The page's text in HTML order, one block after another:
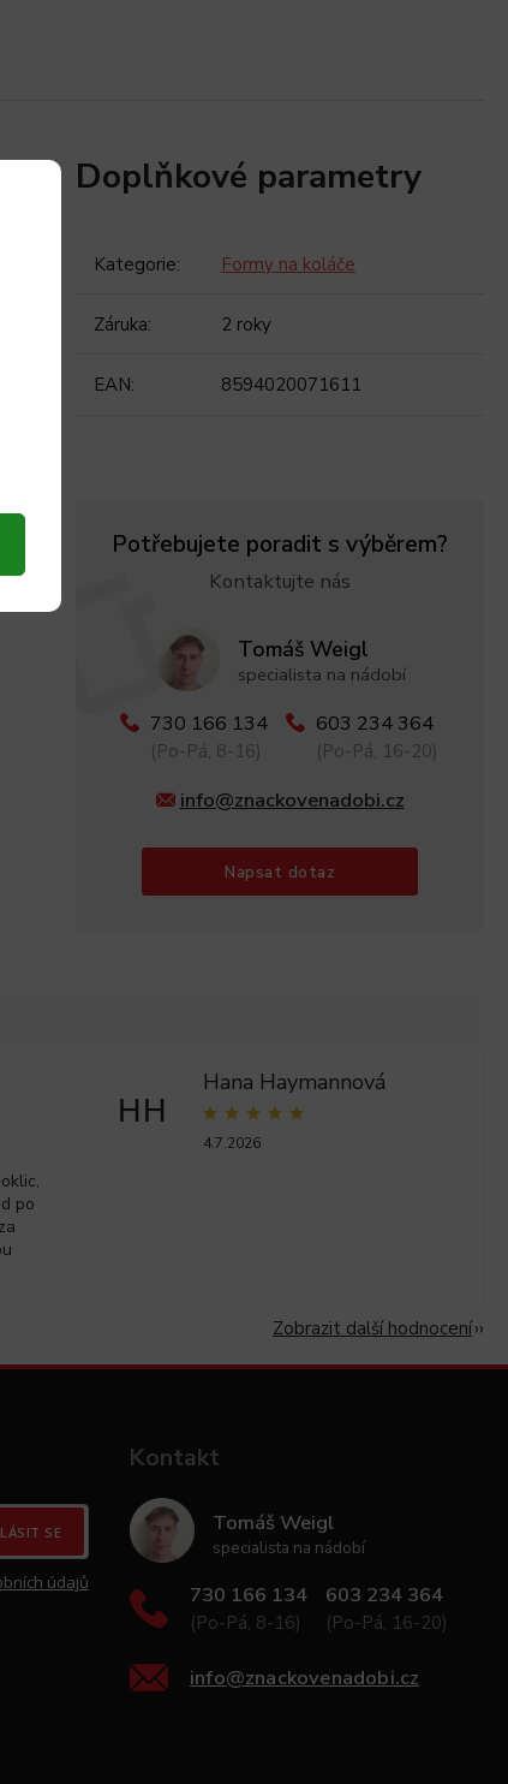
Doplňkové parametry
Kategorie: Formy na koláče
Záruka: 2 roky
EAN: 8594020071611
Potřebujete poradit s výběrem?
Kontaktujte nás
Tomáš Weigl
specialista na nádobí
730 166 134
(Po-Pá, 8-16)
603 234 364
(Po-Pá, 16-20)
info@znackovenadobi.cz
Napsat dotaz
po
HH
Hana Haymannová
4.7.2026
Zobrazit další hodnocení
SE
údajů
Kontakt
Tomáš Weigl
specialista na nádobí
730 166 134
(Po-Pá, 8-16)
603 234 364
(Po-Pá, 16-20)
info@znackovenadobi.cz